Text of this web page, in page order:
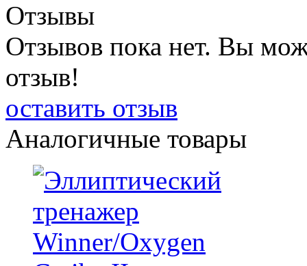
Отзывы
Отзывов пока нет. Вы
отзыв!
оставить отзыв
Аналогичные товары